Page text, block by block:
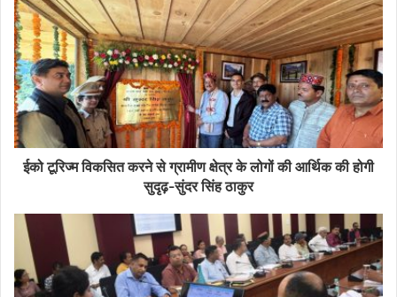
ईको टूरिज्म विकसित करने से ग्रामीण क्षेत्र के लोगों की आर्थिक की होगी
सुदृढ़-सुंदर सिंह ठाकुर